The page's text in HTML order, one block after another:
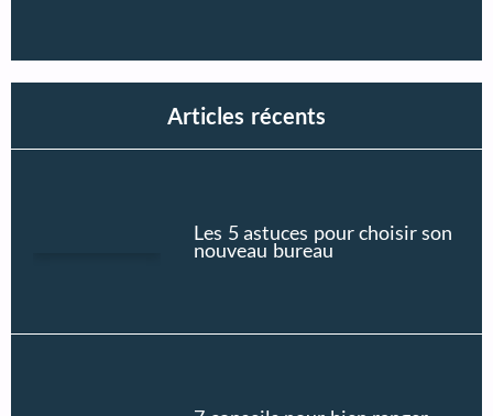
Articles récents
Les 5 astuces pour choisir son
nouveau bureau